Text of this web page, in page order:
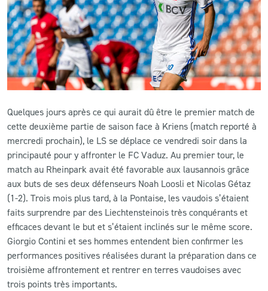
CLUB
CONTACT
ACTUALITÉS
LS E-SHOP
L’APP DU LS
LS ACADEMY CAMPS
PRESSE ET MEDIAS
Quelques jours après ce qui aurait dû être le premier match de
cette deuxième partie de saison face à Kriens (match reporté à
mercredi prochain), le LS se déplace ce vendredi soir dans la
principauté pour y affronter le FC Vaduz. Au premier tour, le
match au Rheinpark avait été favorable aux lausannois grâce
aux buts de ses deux défenseurs Noah Loosli et Nicolas Gétaz
(1-2). Trois mois plus tard, à la Pontaise, les vaudois s’étaient
faits surprendre par des Liechtensteinois très conquérants et
efficaces devant le but et s’étaient inclinés sur le même score.
Giorgio Contini et ses hommes entendent bien confirmer les
performances positives réalisées durant la préparation dans ce
troisième affrontement et rentrer en terres vaudoises avec
trois points très importants.